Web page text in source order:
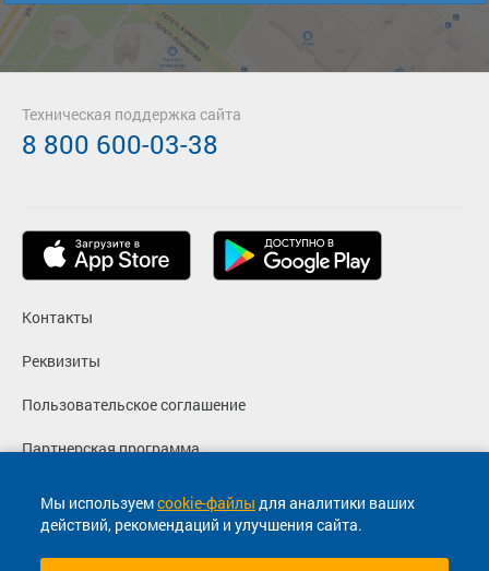
Мы используемcookie-файлы для аналитики ваших
действий, рекомендаций и улучшения сайта.
Контакты
Реквизиты
Пользовательское соглашение
Партнерская программа
Политика конфиденциальности
Согласие на маркетинговые сообщения
Техническая поддержка сайта
8 800 600-03-38